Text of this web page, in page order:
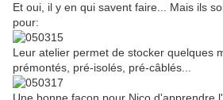
Et oui, il y en qui savent faire... Mais ils
pour:
Leur atelier permet de stocker quelques
prémontés, pré-isolés, pré-câblés...